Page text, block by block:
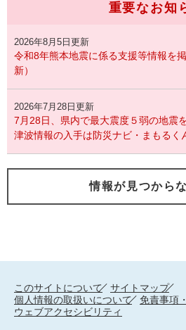
重要なお知
2026年8月5日更新
令和8年熊本地震に係る支援等情報を
新）
2026年7月28日更新
7月28日、県内で最大震度５弱の地震
津波情報の入手は防災ナビ・まもるく
情報が見つから
このサイトについて
サイトマップ
個人情報の取扱いについて
免責事項
ウェブアクセシビリティ